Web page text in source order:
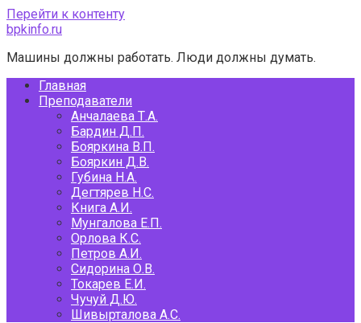
Перейти к контенту
bpkinfo.ru
Машины должны работать. Люди должны думать.
Главная
Преподаватели
Анчалаева Т.А.
Бардин Д.П.
Бояркина В.П.
Бояркин Д.В.
Губина Н.А.
Дегтярев Н.С.
Книга А.И.
Мунгалова Е.П.
Орлова К.С.
Петров А.И.
Сидорина О.В.
Токарев Е.И.
Чучуй Д.Ю.
Шивырталова А.С.